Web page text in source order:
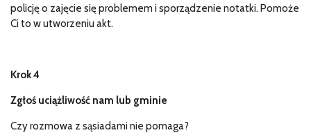
policję o zajęcie się problemem i sporządzenie notatki. Pomoże
Ci to w utworzeniu akt.
Krok 4
Zgłoś uciążliwość nam lub gminie
Czy rozmowa z sąsiadami nie pomaga?